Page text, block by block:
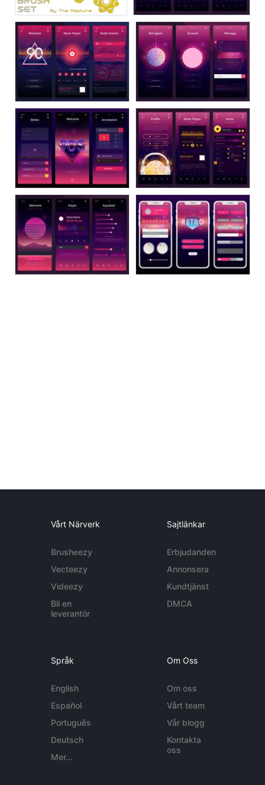
Vårt Närverk
Brusheezy
Vecteezy
Videezy
Bli en
leverantör
Sajtlänkar
Erbjudanden
Annonsera
Kundtjänst
DMCA
Språk
English
Español
Português
Deutsch
Mer...
Om Oss
Om oss
Vårt team
Vår blogg
Kontakta
oss